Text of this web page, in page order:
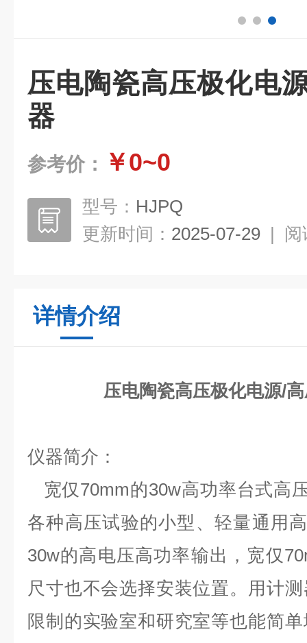
压电陶瓷高压极化电
器
参考价： ￥0~0
型号： HJPQ
更新时间： 2025-07-29 | 阅
详情介绍
压电陶瓷高压极化电源/
仪器简介：
宽仅70mm的30w高功率台式高
各种高压试验的小型、轻量通用
30w的高电压高功率输出，宽仅
尺寸也不会选择安装位置。用计
限制的实验室和研究室等也能简